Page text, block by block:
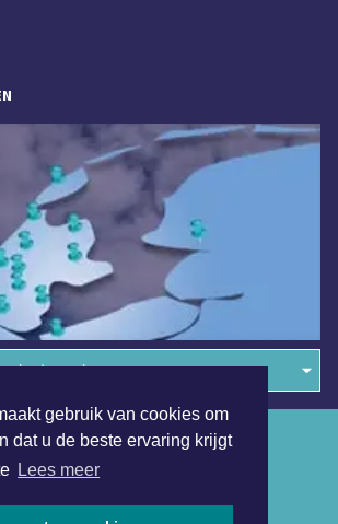
gebruik van cookies om
dat u de beste ervaring krijgt
Lees meer
in de regio